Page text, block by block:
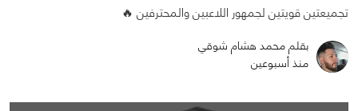
تجميعتين قويتين لجمهور اللاعبين والمحترفين 🔥
بقلم محمد هشام شوقي
منذ أسبوعين